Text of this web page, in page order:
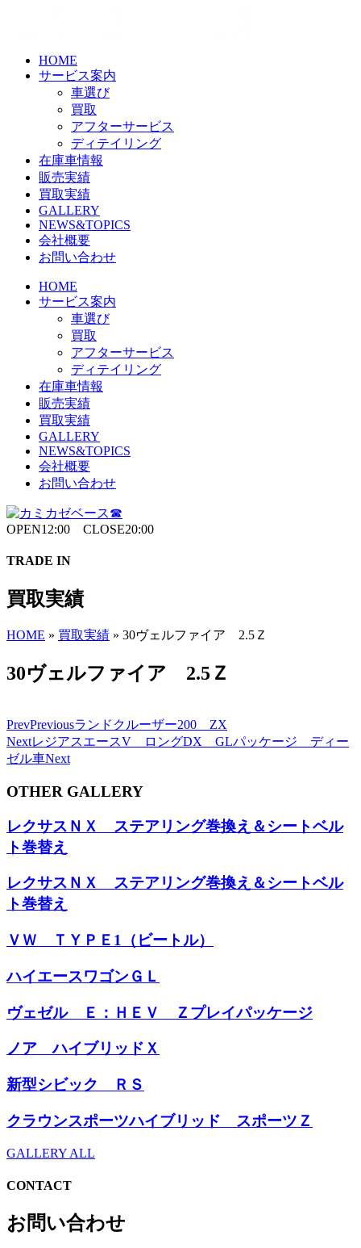
contentHOME
サービス案内
車選び
買取
アフターサービス
ディテイリング
在庫車情報
販売実績
買取実績
GALLERY
NEWS&TOPICS
会社概要
お問い合わせ
HOME
サービス案内
車選び
買取
アフターサービス
ディテイリング
在庫車情報
販売実績
買取実績
GALLERY
NEWS&TOPICS
会社概要
お問い合わせ
OPEN12:00 CLOSE20:00
TRADE IN
買取実績
HOME » 買取実績 » 30ヴェルファイア 2.5Ｚ
30ヴェルファイア 2.5Ｚ
PrevPreviousランドクルーザー200 ZX
NextレジアスエースV ロングDX GLパッケージ ディー
ゼル車Next
OTHER GALLERY
レクサスＮＸ ステアリング巻換え＆シートベル
ト巻替え
レクサスＮＸ ステアリング巻換え＆シートベル
ト巻替え
ＶＷ ＴＹＰＥ1（ビートル）
ハイエースワゴンＧＬ
ヴェゼル Ｅ：ＨＥＶ Ｚプレイパッケージ
ノア ハイブリッドＸ
新型シビック ＲＳ
クラウンスポーツハイブリッド スポーツＺ
GALLERY ALL
CONTACT
お問い合わせ